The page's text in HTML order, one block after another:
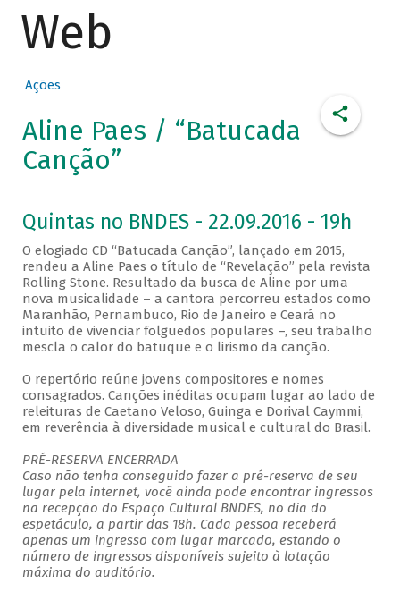
Web
Ações
Aline Paes / “Batucada
Canção”
Quintas no BNDES - 22.09.2016 - 19h
O elogiado CD “Batucada Canção”, lançado em 2015,
rendeu a Aline Paes o título de “Revelação” pela revista
Rolling Stone. Resultado da busca de Aline por uma
nova musicalidade – a cantora percorreu estados como
Maranhão, Pernambuco, Rio de Janeiro e Ceará no
intuito de vivenciar folguedos populares –, seu trabalho
mescla o calor do batuque e o lirismo da canção.
O repertório reúne jovens compositores e nomes
consagrados. Canções inéditas ocupam lugar ao lado de
releituras de Caetano Veloso, Guinga e Dorival Caymmi,
em reverência à diversidade musical e cultural do Brasil.
PRÉ-RESERVA ENCERRADA
Caso não tenha conseguido fazer a pré-reserva de seu
lugar pela internet, você ainda pode encontrar ingressos
na recepção do Espaço Cultural BNDES, no dia do
espetáculo, a partir das 18h. Cada pessoa receberá
apenas um ingresso com lugar marcado, estando o
número de ingressos disponíveis sujeito à lotação
máxima do auditório.